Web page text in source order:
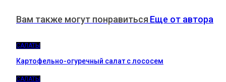
Вам также могут понравиться Еще от автора
САЛАТЫ
Картофельно-огуречный салат с лососем
САЛАТЫ